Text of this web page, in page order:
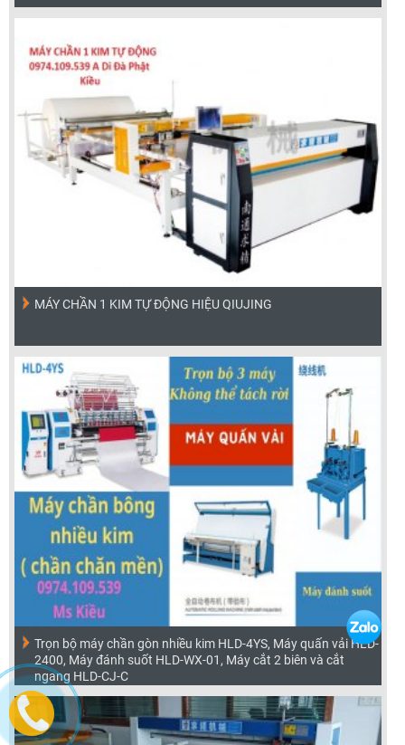
MÁY CHẦN 1 KIM TỰ ĐỘNG HIỆU QIUJING
Trọn bộ máy chần gòn nhiều kim HLD-4YS, Máy quấn vải HLD-
2400, Máy đánh suốt HLD-WX-01, Máy cắt 2 biên và cắt
ngang HLD-CJ-C